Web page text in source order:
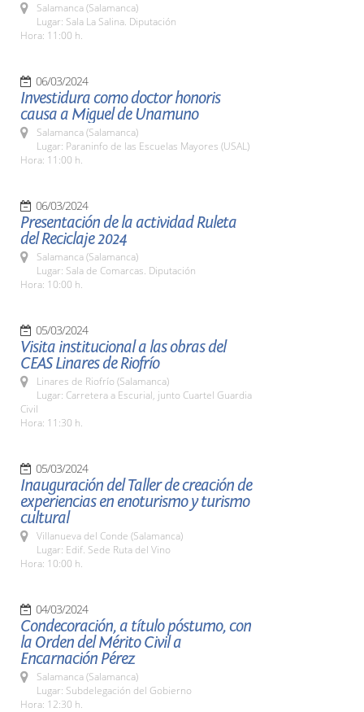
Salamanca (Salamanca)
Lugar: Sala La Salina. Diputación
Hora: 11:00 h.
06/03/2024
Investidura como doctor honoris
causa a Miguel de Unamuno
Salamanca (Salamanca)
Lugar: Paraninfo de las Escuelas Mayores (USAL)
Hora: 11:00 h.
06/03/2024
Presentación de la actividad Ruleta
del Reciclaje 2024
Salamanca (Salamanca)
Lugar: Sala de Comarcas. Diputación
Hora: 10:00 h.
05/03/2024
Visita institucional a las obras del
CEAS Linares de Riofrío
Linares de Riofrío (Salamanca)
Lugar: Carretera a Escurial, junto Cuartel Guardia
Civil
Hora: 11:30 h.
05/03/2024
Inauguración del Taller de creación de
experiencias en enoturismo y turismo
cultural
Villanueva del Conde (Salamanca)
Lugar: Edif. Sede Ruta del Vino
Hora: 10:00 h.
04/03/2024
Condecoración, a título póstumo, con
la Orden del Mérito Civil a
Encarnación Pérez
Salamanca (Salamanca)
Lugar: Subdelegación del Gobierno
Hora: 12:30 h.